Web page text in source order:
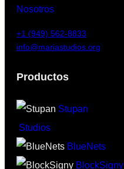
Nosotros
+1 (949) 562-8833
info@mariastudios.org
Productos
Stupan
Studios
BlueNets
BlockSigny